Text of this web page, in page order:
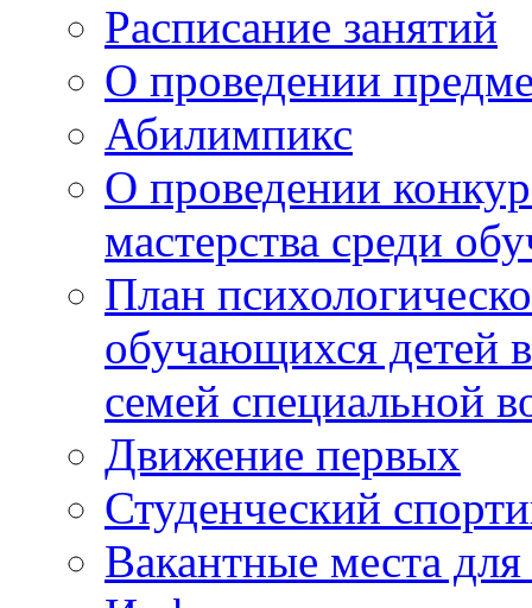
Расписание занятий
О проведении
Абилимпикс
О проведении
мастерства среди
План
обучающихся детей
семей специальной
Движение первых
Студенческий
Вакантные места для